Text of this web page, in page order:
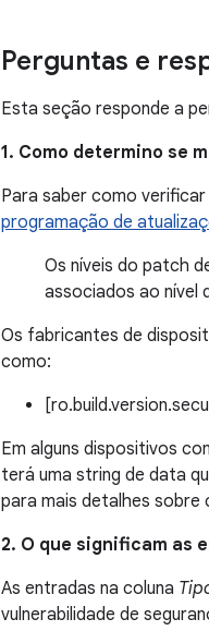
Perguntas e
Esta seção responde a
1. Como determino se
Para saber como
programação de
Os níveis do patch
associados ao nível
Os fabricantes de
como:
Em alguns dispositivos
terá uma string de data
para mais detalhes sobre
2. O que significam as
As entradas na coluna
vulnerabilidade de